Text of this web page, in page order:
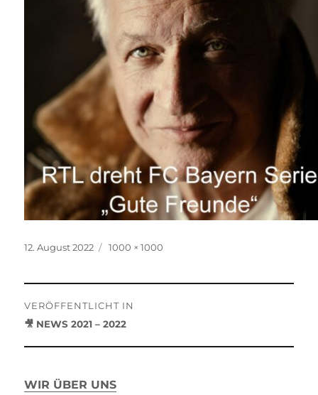
Veröffentlicht
12. August 2022 Originalgröße
1000 × 1000
VERÖFFENTLICHT IN
🎥 NEWS 2021 – 2022
WIR ÜBER UNS